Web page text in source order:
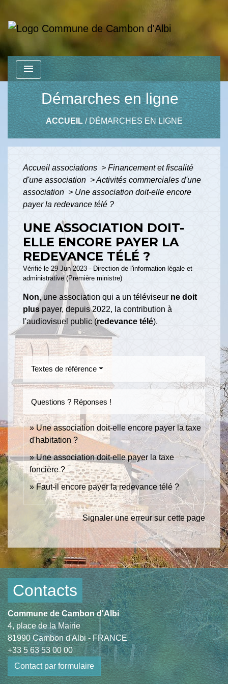
menu
Démarches en ligne
ACCUEIL/DÉMARCHES EN LIGNE
Accueil associations > Financement et fiscalité
d'une association >Activités commerciales d'une
association > Une association doit-elle encore
payer la redevance télé ?
UNE ASSOCIATION DOIT-
ELLE ENCORE PAYER LA
REDEVANCE TÉLÉ ?
Vérifié le 29 Jun 2023 - Direction de l'information légale et
administrative (Première ministre)
Non, une association qui a un téléviseur ne doit
plus payer, depuis 2022, la contribution à
l'audiovisuel public (redevance télé).
Textes de référence
Questions ? Réponses !
Une association doit-elle encore payer la taxe
d'habitation ?
Une association doit-elle payer la taxe
foncière ?
Faut-il encore payer la redevance télé ?
Signaler une erreur sur cette page
Contacts
Commune de Cambon d'Albi
4, place de la Mairie
81990 Cambon d'Albi - FRANCE
+33 5 63 53 00 00
Contact par formulaire